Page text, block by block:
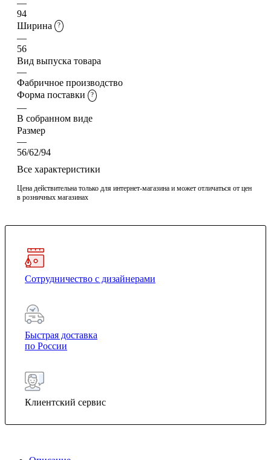
—
94
Ширина
?
—
56
Вид выпуска товара
—
Фабричное производство
Форма поставки
?
—
В собранном виде
Размер
—
56/62/94
Все характеристики
Цена действительна только для интернет-магазина и может отличаться от цен
в розничных магазинах
Сотрудничество с дизайнерами
Быстрая доставка
по России
Клиентский сервис